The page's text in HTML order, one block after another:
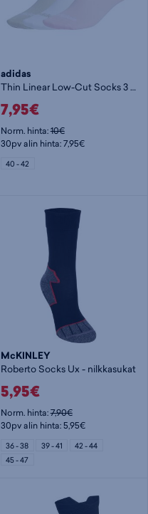
adidas
Thin Linear Low-Cut Socks 3 Pairs - nilkkasukat
7,95€
Norm. hinta:10€
30pv alin hinta: 7,95€
40 - 42
McKINLEY
Roberto Socks Ux - nilkkasukat
5,95€
Norm. hinta:7,90€
30pv alin hinta: 5,95€
36 - 38 39 - 41
42 - 44
45 - 47